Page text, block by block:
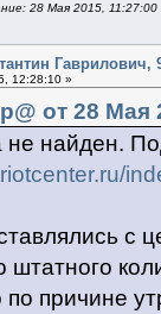
28 Мая 2015, 11:27:00
Гаврилович,
12:28:10 »
от 28 Мая
не найден.
с
штатного
причине